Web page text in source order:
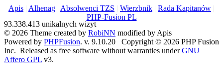
Apis | Alhenag | Absolwenci TZS | Wierzbnik | Rada Kapitanów |
PHP-Fusion PL
93.338.413 unikalnych wizyt
© 2026 Theme created by RobiNN modified by Apis
Powered by PHPFusion. v. 9.10.20 Copyright © 2026 PHP Fusion
Inc. Released as free software without warranties underGNU
Affero GPL v3.